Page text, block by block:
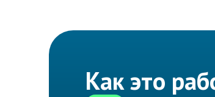
Как это